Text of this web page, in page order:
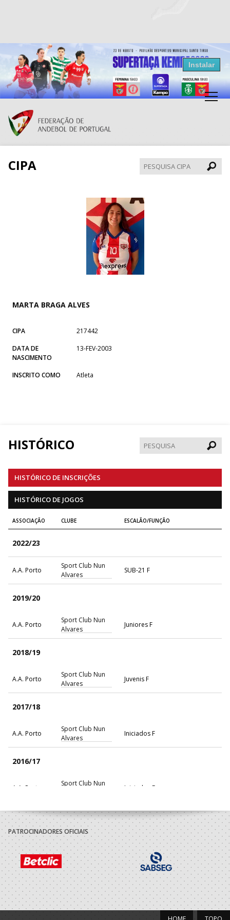
Resultados Andebol
Federação de Andebol de Portugal
Grátis - Disponivel na Play Store
Instalar
CIPA
CIPA
MARTA BRAGA ALVES
CIPA
217442
DATA DE
NASCIMENTO
13-FEV-2003
INSCRITO COMO Atleta
HISTÓRICO
HISTÓRICO DE INSCRIÇÕES
HISTÓRICO DE JOGOS
ASSOCIAÇÃO CLUBE ESCALÃO/FUNÇÃO
2022/23
A.A. Porto
Sport Club Nun
Alvares
SUB-21 F
2019/20
A.A. Porto
Sport Club Nun
Alvares
Juniores F
2018/19
A.A. Porto
Sport Club Nun
Alvares
Juvenis F
2017/18
A.A. Porto
Sport Club Nun
Alvares
Iniciados F
2016/17
A.A. Porto
Sport Club Nun
Iniciados F
2015/16
A.A. Porto
Sport Club Nun
Alvares
Infantis F / Iniciados F
2014/15
A.A. Porto
Sport Club Nun
Alvares
Infantis F
PATROCINADORES OFICIAIS